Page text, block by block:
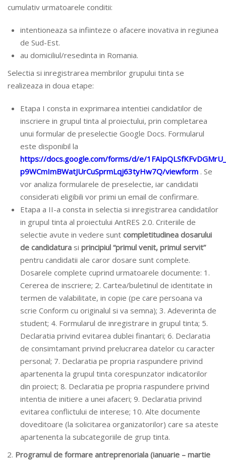
cumulativ urmatoarele conditii:
intentioneaza sa infiinteze o afacere inovativa in regiunea
de Sud-Est.
au domiciliul/resedinta in Romania.
Selectia si inregistrarea membrilor grupului tinta se
realizeaza in doua etape:
Etapa I consta in exprimarea intentiei candidatilor de
inscriere in grupul tinta al proiectului, prin completarea
unui formular de preselectie Google Docs. Formularul
este disponibil la
https://docs.google.com/forms/d/e/
p9WCmImBWatJUrCuSprmLqj63tyHw7Q/viewform . Se
vor analiza formularele de preselectie, iar candidatii
considerati eligibili vor primi un email de confirmare.
Etapa a II-a consta in selectia si inregistrarea candidatilor
in grupul tinta al proiectului AntRES 2.0. Criteriile de
selectie avute in vedere sunt completitudinea dosarului
de candidatura si principiul “primul venit, primul servit”
pentru candidatii ale caror dosare sunt complete.
Dosarele complete cuprind urmatoarele documente: 1.
Cererea de inscriere; 2. Cartea/buletinul de identitate in
termen de valabilitate, in copie (pe care persoana va
scrie Conform cu originalul si va semna); 3. Adeverinta de
student; 4. Formularul de inregistrare in grupul tinta; 5.
Declaratia privind evitarea dublei finantari; 6. Declaratia
de consimtamant privind prelucrarea datelor cu caracter
personal; 7. Declaratia pe propria raspundere privind
apartenenta la grupul tinta corespunzator indicatorilor
din proiect; 8. Declaratia pe propria raspundere privind
intentia de initiere a unei afaceri; 9. Declaratia privind
evitarea conflictului de interese; 10. Alte documente
doveditoare (la solicitarea organizatorilor) care sa ateste
apartenenta la subcategoriile de grup tinta.
Programul de formare antreprenoriala (ianuarie – martie